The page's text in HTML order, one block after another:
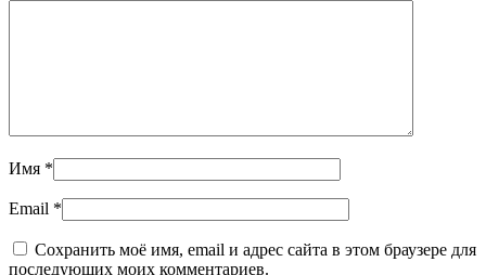
Имя *
Email *
Сохранить моё имя, email и адрес сайта в этом браузере для
последующих моих комментариев.